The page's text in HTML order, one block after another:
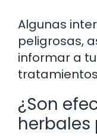
Algunas
peligrosas,
informar a
¿Son
herbales